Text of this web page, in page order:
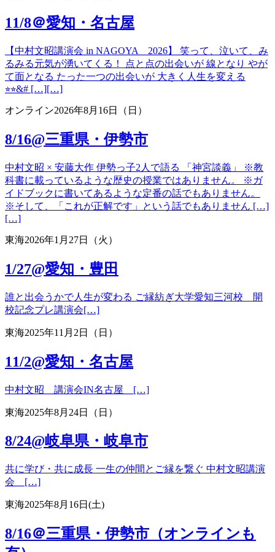
11/8＠愛知・名古屋
【中村文昭講演会 in NAGOYA 2026】 笑って、泣いて、み
るみる元気が湧いてくる！ 点と点の出会いが 線となり やが
て面となる たった一つの出会いが 大きく人生を変える
⭐︎⭐︎&# […][…]
オンライン2026年8月16日（日）
8/16@三重県・伊勢市
中村文昭 × 安藤大作 伊勢っ子2人で語る 「神宮談義」 ※教
科書に載っているような歴史の授業ではありません。 ※ガ
イドブックに書いてあるような定番の話でもありません。
※そして、「これが正解です」という話でもありません […]
[…]
東海2026年1月27日（火）
1/27@愛知・豊田
誰と出会うかで人生が変わる ご縁紡ぎ大学愛知三河校 開
校記念プレ講演会[…]
東海2025年11月2日（日）
11/2@愛知・名古屋
中村文昭 講演会IN名古屋 […]
東海2025年8月24日（日）
8/24@岐阜県・岐阜市
共に学び・共に成長 一生の仲間とご縁を繋ぐ 中村文昭講演
会 […]
東海2025年8月16日(土)
8/16＠三重県・伊勢市（オンラインも